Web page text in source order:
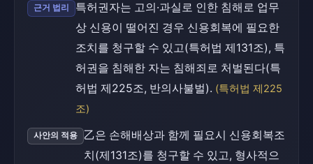
근거 법리
특허권자는 고의·과실로 인한 침해로 업무
상 신용이 떨어진 경우 신용회복에 필요한
조치를 청구할 수 있고(특허법 제131조), 특
허권을 침해한 자는 침해죄로 처벌된다(특
허법 제225조, 반의사불벌). (특허법 제225
조)
사안의 적용
乙은 손해배상과 함께 필요시 신용회복조
치(제131조)를 청구할 수 있고, 형사적으